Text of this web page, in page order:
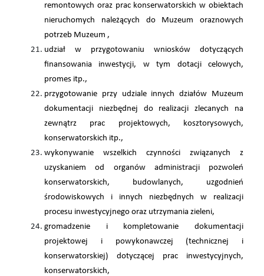
remontowych oraz prac konserwatorskich w obiektach
nieruchomych należących do Muzeum oraznowych
potrzeb Muzeum ,
udział w przygotowaniu wniosków dotyczących
finansowania inwestycji, w tym dotacji celowych,
promes itp.,
przygotowanie przy udziale innych działów Muzeum
dokumentacji niezbędnej do realizacji zlecanych na
zewnątrz prac projektowych, kosztorysowych,
konserwatorskich itp.,
wykonywanie wszelkich czynności związanych z
uzyskaniem od organów administracji pozwoleń
konserwatorskich, budowlanych, uzgodnień
środowiskowych i innych niezbędnych w realizacji
procesu inwestycyjnego oraz utrzymania zieleni,
gromadzenie i kompletowanie dokumentacji
projektowej i powykonawczej (technicznej i
konserwatorskiej) dotyczącej prac inwestycyjnych,
konserwatorskich,